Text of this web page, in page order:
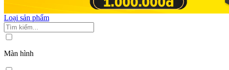
Loại sản phẩm
Màn hình